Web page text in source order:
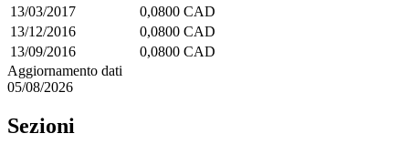
13/03/2017
0,0800 CAD
13/12/2016
0,0800 CAD
13/09/2016
0,0800 CAD
Aggiornamento dati
05/08/2026
Sezioni